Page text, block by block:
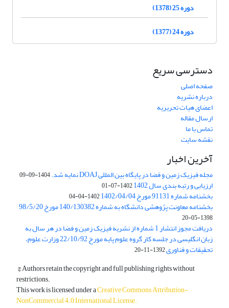
دوره 25 (1378)
دوره 24 (1377)
دسترسی سریع
صفحه اصلی
درباره نشریه
اعضای هیات تحریریه
ارسال مقاله
تماس با ما
نقشه سایت
آخرین اخبار
مجله فیزیک زمین و فضا در پایگاه بین المللی DOAJ نمایه شد. 1404-09-09
ارزیابی و رتبه بندی سال 1402 1402-07-01
بخشنامه شماره 91131 مورخ 1402/04/04 1402-04-04
بخشنامه معاونت پژوهشی دانشگاه به شماره 140/130382 مورخ 98/5/20
1398-05-20
دریافت مجوز انتشار 1 شماره از نشریه فیزیک زمین و فضا در هر سال به
زبان انگلیسی در جلسه کار گروه علوم پایه مورخ 22/10/92 وزارت علوم،
تحقیقات و فناوری1392-11-20
© Authors retain the copyright and full publishing rights without
restrictions.
This work is licensed under aCreative Commons Attribution-
NonCommercial 4.0 International License.